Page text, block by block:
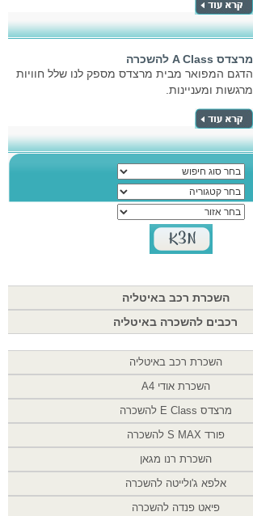
מרצדס A Class להשכרה
הדגם המפואר מבית מרצדס מספק לנו שלל חוויות
מרגשות ומעניינות.
השכרת רכב באיטליה
רכבים להשכרה באיטליה
השכרת רכב באיטליה
השכרת אודי A4
מרצדס E Class להשכרה
פורד S MAX להשכרה
השכרת רנו מגאן
אלפא ג'ולייטה להשכרה
פיאט פנדה להשכרה